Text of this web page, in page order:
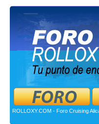
ROLLOXY.COM - Foro Cruising